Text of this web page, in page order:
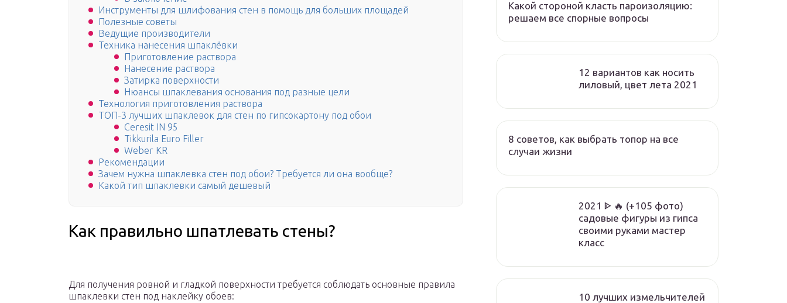
Инструменты для шлифования стен в помощь для больших площадей
Полезные советы
Ведущие производители
Техника нанесения шпаклёвки
Приготовление раствора
Нанесение раствора
Затирка поверхности
Нюансы шпаклевания основания под разные цели
Технология приготовления раствора
ТОП-3 лучших шпаклевок для стен по гипсокартону под обои
Ceresit IN 95
Tikkurila Euro Filler
Weber KR
Рекомендации
Зачем нужна шпаклевка стен под обои? Требуется ли она вообще?
Какой тип шпаклевки самый дешевый
Как правильно шпатлевать стены?
Для получения ровной и гладкой поверхности требуется соблюдать основные правила
шпаклевки стен под наклейку обоев:
Какой стороной класть пароизоляцию:
решаем все спорные вопросы
12 вариантов как носить
лиловый, цвет лета 2021
8 советов, как выбрать топор на все
случаи жизни
2021 ᐈ 🔥 (+105 фото)
садовые фигуры из гипса
своими руками мастер
класс
10 лучших измельчителей